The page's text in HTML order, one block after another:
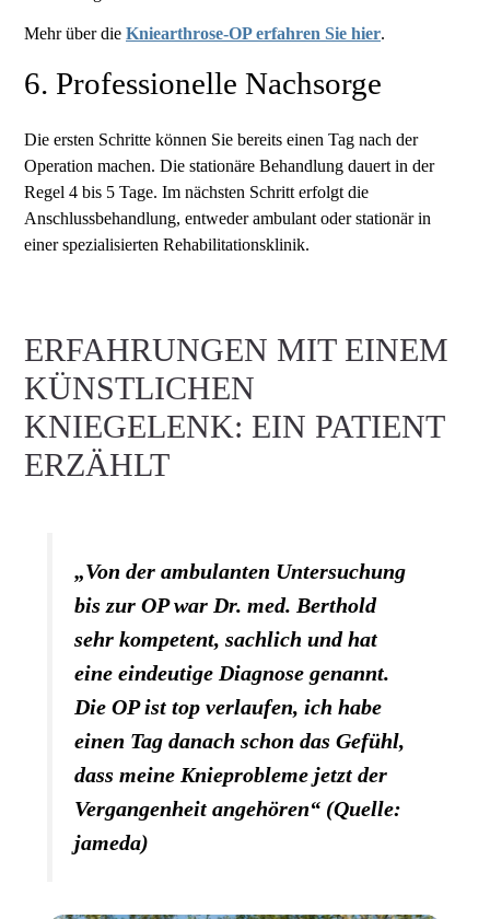
Mehr über die Kniearthrose-OP erfahren Sie hier.
6. Professionelle Nachsorge
Die ersten Schritte können Sie bereits einen Tag nach der
Operation machen. Die stationäre Behandlung dauert in der
Regel 4 bis 5 Tage. Im nächsten Schritt erfolgt die
Anschlussbehandlung, entweder ambulant oder stationär in
einer spezialisierten Rehabilitationsklinik.
ERFAHRUNGEN MIT EINEM
KÜNSTLICHEN
KNIEGELENK: EIN PATIENT
ERZÄHLT
„Von der ambulanten Untersuchung
bis zur OP war Dr. med. Berthold
sehr kompetent, sachlich und hat
eine eindeutige Diagnose genannt.
Die OP ist top verlaufen, ich habe
einen Tag danach schon das Gefühl,
dass meine Knieprobleme jetzt der
Vergangenheit angehören“ (Quelle:
jameda)